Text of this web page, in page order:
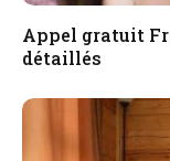
Appel gratuit
détaillés